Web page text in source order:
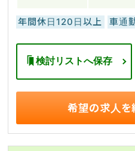
年間休日120日以上 車通
検討リストへ保存
希望の求人を